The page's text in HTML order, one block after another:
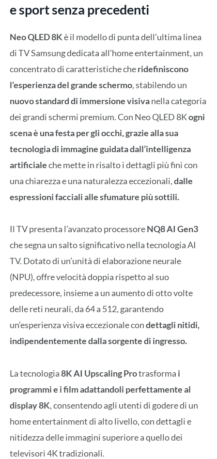
e sport senza precedenti
Neo QLED 8Kè il modello di punta dell’ultima linea
di TV Samsung dedicata all’home entertainment, un
concentrato di caratteristiche cheridefiniscono
l’esperienza del grande schermo, stabilendo un
nuovo standard di immersione visivanella categoria
dei grandi schermi premium. Con Neo QLED 8Kogni
scena è una festa per gli occhi, grazie alla sua
tecnologia di immagine guidata dall’intelligenza
artificialeche mette in risalto i dettagli più fini con
una chiarezza e una naturalezza eccezionali,dalle
espressioni facciali alle sfumature più sottili.
Il TV presenta l’avanzato processoreNQ8 AI Gen3
che segna un salto significativo nella tecnologia AI
TV. Dotato di un’unità di elaborazione neurale
(NPU), offre velocità doppia rispetto al suo
predecessore, insieme a un aumento di otto volte
delle reti neurali, da 64 a 512, garantendo
un’esperienza visiva eccezionale condettagli nitidi,
indipendentemente dalla sorgente di ingresso.
La tecnologia8K AI Upscaling Protrasforma i
programmi e i film adattandoli perfettamente al
display 8K, consentendo agli utenti di godere di un
home entertainment di alto livello, con dettagli e
nitidezza delle immagini superiore a quello dei
televisori 4K tradizionali.